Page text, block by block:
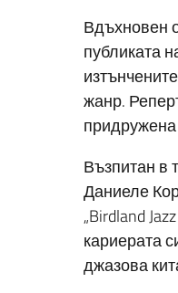
Вдъхновен
публиката
жанр.
Възпитан в
Даниеле
„Birdland
кариерата
джазова